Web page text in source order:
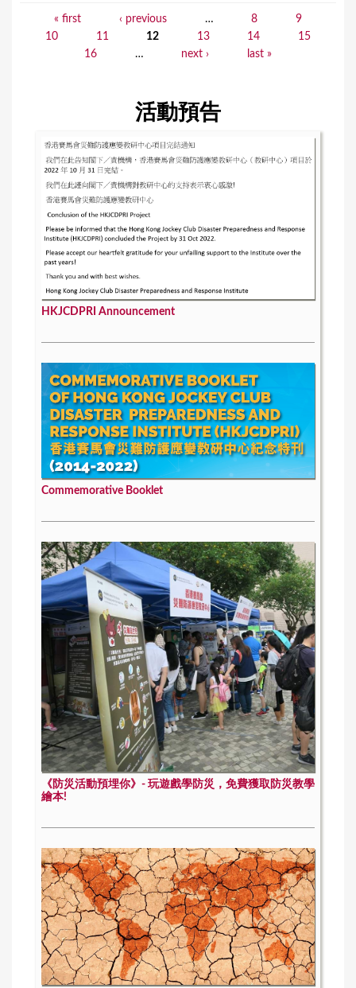
« first ‹ previous … 8
9
10
11 12 13 14
15
16
… next › last »
活動預告
HKJCDPRI Announcement
Commemorative Booklet
《防災活動預埋你》- 玩遊戲學防災，免費獲取防災教學
繪本!